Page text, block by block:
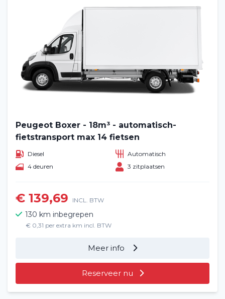
Peugeot Boxer - 18m³ - automatisch-
fietstransport max 14 fietsen
Diesel
Automatisch
4 deuren
3 zitplaatsen
€ 139,69 INCL. BTW
130 km inbegrepen
€ 0,31 per extra km incl. BTW
Meer info
Reserveer nu